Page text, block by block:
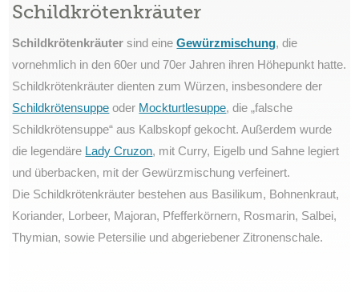
Schildkrötenkräuter
Schildkrötenkräuter sind eineGewürzmischung, die
vornehmlich in den 60er und 70er Jahren ihren Höhepunkt hatte.
Schildkrötenkräuter dienten zum Würzen, insbesondere der
Schildkrötensuppe oder Mockturtlesuppe, die „falsche
Schildkrötensuppe“ aus Kalbskopf gekocht. Außerdem wurde
die legendäre Lady Cruzon, mit Curry, Eigelb und Sahne legiert
und überbacken, mit der Gewürzmischung verfeinert.
Die Schildkrötenkräuter bestehen aus Basilikum, Bohnenkraut,
Koriander, Lorbeer, Majoran, Pfefferkörnern, Rosmarin, Salbei,
Thymian, sowie Petersilie und abgeriebener Zitronenschale.